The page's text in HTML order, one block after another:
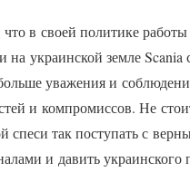
в своей политике
на украинской земле Scania
уважения и
и компромиссов. Не
спеси так поступать с
и давить украинского